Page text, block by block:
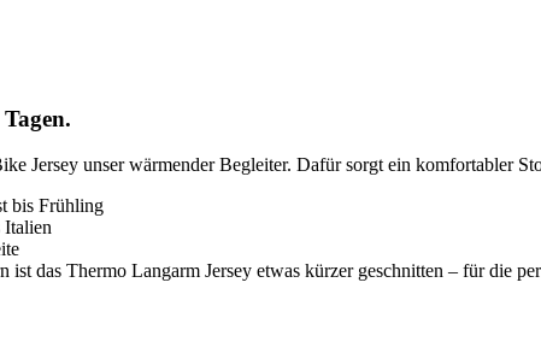
Jersey unser wärmender Begleiter. Dafür sorgt ein komfortabler
bis Frühling
Italien
das Thermo Langarm Jersey etwas kürzer geschnitten – für die